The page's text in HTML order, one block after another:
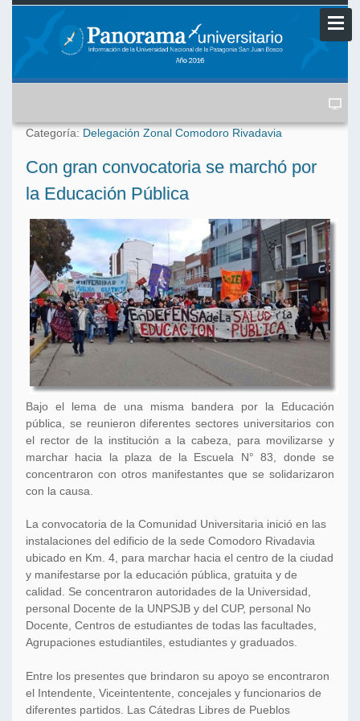
Categoría: Delegación Zonal Comodoro Rivadavia
Con gran convocatoria se marchó por
la Educación Pública
Bajo el lema de una misma bandera por la Educación
pública, se reunieron diferentes sectores universitarios con
el rector de la institución a la cabeza, para movilizarse y
marchar hacia la plaza de la Escuela N° 83, donde se
concentraron con otros manifestantes que se solidarizaron
con la causa.
La convocatoria de la Comunidad Universitaria inició en las
instalaciones del edificio de la sede Comodoro Rivadavia
ubicado en Km. 4, para marchar hacia el centro de la ciudad
y manifestarse por la educación pública, gratuita y de
calidad. Se concentraron autoridades de la Universidad,
personal Docente de la UNPSJB y del CUP, personal No
Docente, Centros de estudiantes de todas las facultades,
Agrupaciones estudiantiles, estudiantes y graduados.
Entre los presentes que brindaron su apoyo se encontraron
el Intendente, Viceintentente, concejales y funcionarios de
diferentes partidos. Las Cátedras Libres de Pueblos